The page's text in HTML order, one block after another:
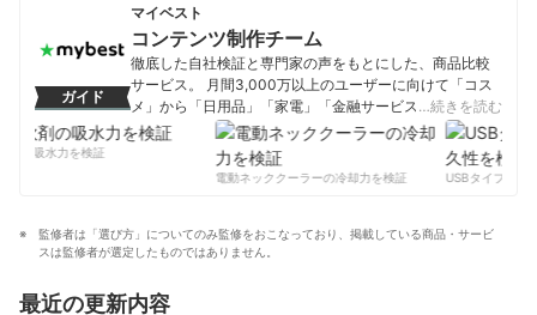
活を！」をコンセプトに、主婦目線のアイデアを盛り込
んだ料理教室「オレンジキッチンクッキングスタジオ」
を主宰している。 野菜ソムリエ・アスリートフードマイ
スター・食生活アドバイザー等の資格多数。読売新聞ヨ
ミドクターで今日の健康レシピ「田代由紀子のアスリー
トレシピ」を連載中。
田代由紀子のプロフィール
ガイド
マイベスト
コンテンツ制作チーム
徹底した自社検証と専門家の声をもとにした、商品比較
サービス。 月間3,000万以上のユーザーに向けて「コス
メ」から「日用品」「家電」「金融サービス」まで、ベ
ストな商品を選んでもらうために、毎日コンテンツを制
コンテンツ制作チームのプロフィール
…続きを読む
の吸水力を検証
電動ネッククーラーの冷却力を検証
USBタイプCケー
監修者は「選び方」についてのみ監修をおこなっており、掲載している商品・サービ
スは監修者が選定したものではありません。
最近の更新内容